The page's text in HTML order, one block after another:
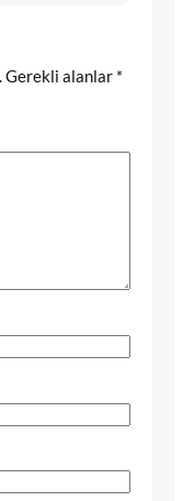
Gerekli alanlar *